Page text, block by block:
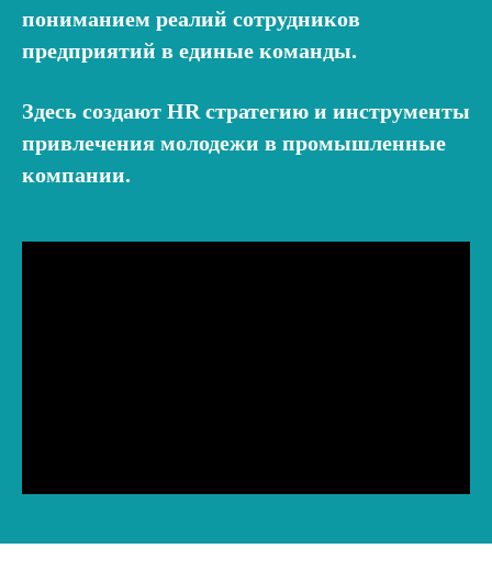
пониманием реалий сотрудников
предприятий в единые команды.
Здесь создают HR стратегию и инструменты
привлечения молодежи в промышленные
компании.